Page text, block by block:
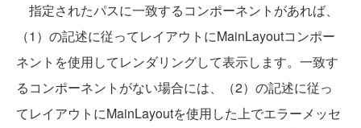
指定されたパスに一致するコンポーネントがあれば、
（1）の記述に従ってレイアウトにMainLayoutコンポー
ネントを使用してレンダリングして表示します。一致す
るコンポーネントがない場合には、（2）の記述に従っ
てレイアウトにMainLayoutを使用した上でエラーメッセ